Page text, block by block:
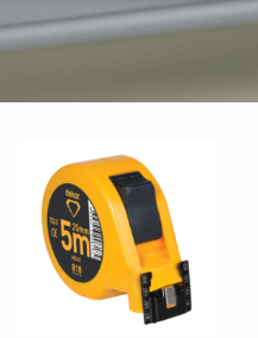
Favorilere
Ekle